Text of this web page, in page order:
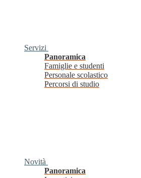
Servizi
Panoramica
Famiglie e studenti
Personale scolastico
Percorsi di studio
Novità
Panoramica